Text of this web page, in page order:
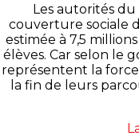
Les autorités
couverture sociale
estimée à 7,5
élèves. Car selon le
représentent la
la fin de leurs